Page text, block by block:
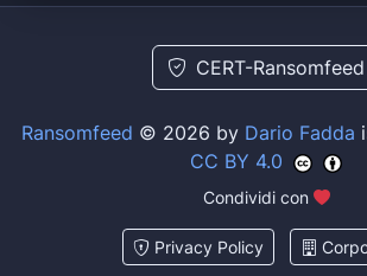
CERT-Ransomfeed
Ransomfeed © 2026 by Dario Fadda
CC BY 4.0
Condividi con
Privacy Policy